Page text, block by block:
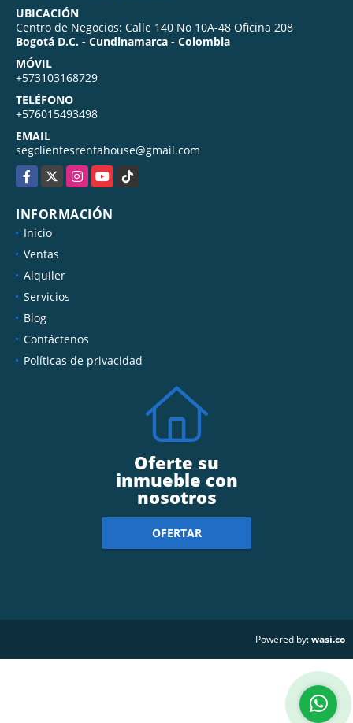
UBICACIÓN
Centro de Negocios: Calle 140 No 10A-48 Oficina 208
Bogotá D.C. - Cundinamarca - Colombia
MÓVIL
+573103168729
TELÉFONO
+576015493498
EMAIL
segclientesrentahouse@gmail.com
Facebook
X InstagramYouTubeTikTok
INFORMACIÓN
Inicio
Ventas
Alquiler
Servicios
Blog
Contáctenos
Políticas de privacidad
Oferte su
inmueble con
nosotros
OFERTAR
Powered by:wasi.co